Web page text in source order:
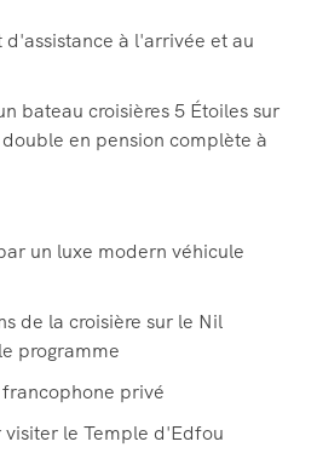
à l'arrivée et au
bateau croisières 5 Étoiles sur
en pension complète à
un luxe modern véhicule
de la croisière sur le Nil
programme
privé
le Temple d'Edfou